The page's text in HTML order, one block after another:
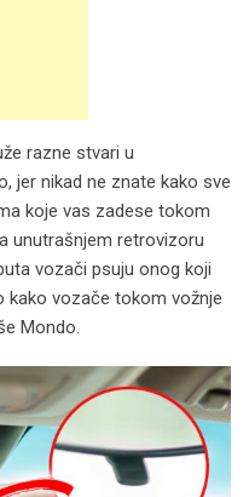
razne stvari u
jer nikad ne znate kako sve
koje vas zadese tokom
unutrašnjem retrovizoru
vozači psuju onog koji
kako vozače tokom vožnje
Mondo.